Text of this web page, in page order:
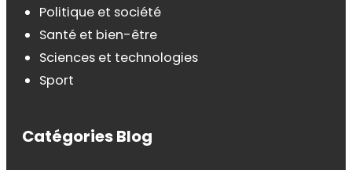
Politique et société
Santé et bien-être
Sciences et technologies
Sport
Catégories Blog